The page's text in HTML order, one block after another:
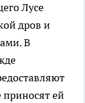
Лусе
дров и
В
ей